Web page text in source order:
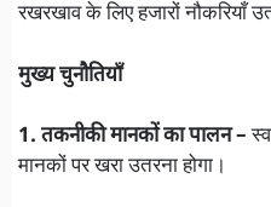
रखरखाव के लिए हजारों नौकरियाँ
मुख्य चुनौतियाँ
1. तकनीकी मानकों का पालन –
मानकों पर खरा उतरना होगा।